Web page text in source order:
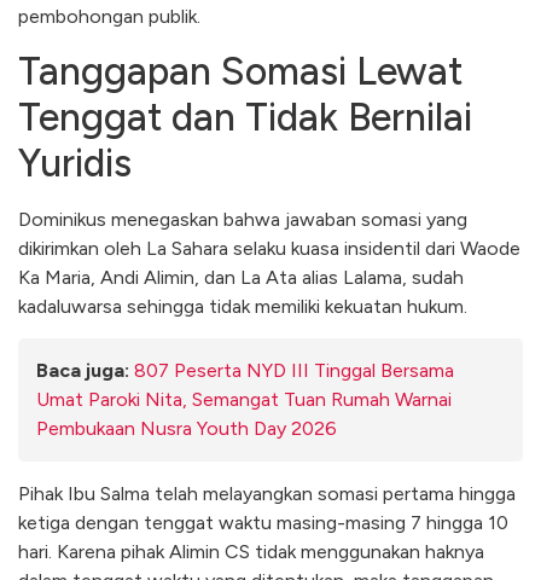
pembohongan publik.
​Tanggapan Somasi Lewat
Tenggat dan Tidak Bernilai
Yuridis
​Dominikus menegaskan bahwa jawaban somasi yang
dikirimkan oleh La Sahara selaku kuasa insidentil dari Waode
Ka Maria, Andi Alimin, dan La Ata alias Lalama, sudah
kadaluwarsa sehingga tidak memiliki kekuatan hukum.
Baca juga: 807 Peserta NYD III Tinggal Bersama
Umat Paroki Nita, Semangat Tuan Rumah Warnai
Pembukaan Nusra Youth Day 2026
​Pihak Ibu Salma telah melayangkan somasi pertama hingga
ketiga dengan tenggat waktu masing-masing 7 hingga 10
hari. Karena pihak Alimin CS tidak menggunakan haknya